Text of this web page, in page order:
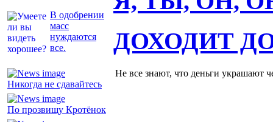
В одобрении
масс
нуждаются
все.
Никогда не сдавайтесь
По прозвищу Кротёнок
ДОХОДИТ
Не все знают, что деньги украшают